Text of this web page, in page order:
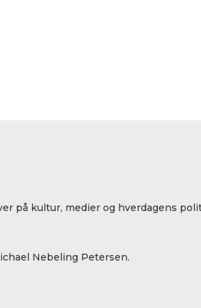
på kultur, medier og hverdagens
Nebeling Petersen.